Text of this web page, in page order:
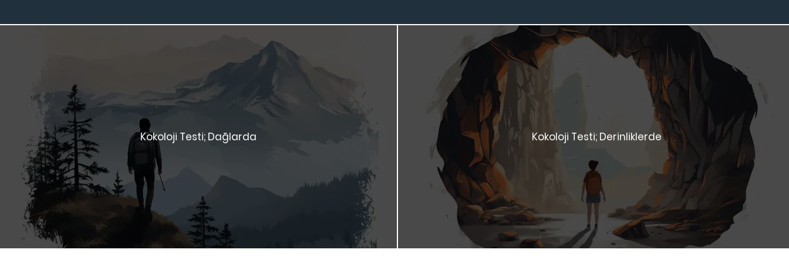
Kokoloji Testi; Dağlarda Kokoloji Testi; Derinliklerde